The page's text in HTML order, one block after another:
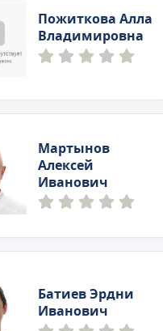
Пожиткова Алла
Владимировна
Мартынов
Алексей
Иванович
Батиев Эрдни
Иванович